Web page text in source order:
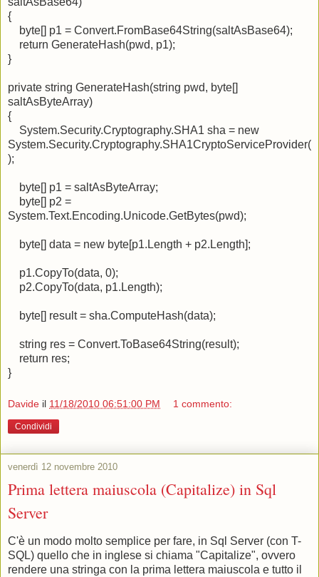
{
byte[] p1 = Convert.FromBase64String(saltAsBase64);
return GenerateHash(pwd, p1);
}
private string GenerateHash(string pwd, byte[]
saltAsByteArray)
{
System.Security.Cryptography.SHA1 sha = new
System.Security.Cryptography.SHA1CryptoServiceProvider(
);
byte[] p1 = saltAsByteArray;
byte[] p2 =
System.Text.Encoding.Unicode.GetBytes(pwd);
byte[] data = new byte[p1.Length + p2.Length];
p1.CopyTo(data, 0);
p2.CopyTo(data, p1.Length);
byte[] result = sha.ComputeHash(data);
string res = Convert.ToBase64String(result);
return res;
}
Davide il 11/18/2010 06:51:00 PM 1 commento:
Condividi
venerdì 12 novembre 2010
Prima lettera maiuscola (Capitalize) in Sql
Server
C'è un modo molto semplice per fare, in Sql Server (con T-
SQL) quello che in inglese si chiama "Capitalize", ovvero
rendere una stringa con la prima lettera maiuscola e tutto il